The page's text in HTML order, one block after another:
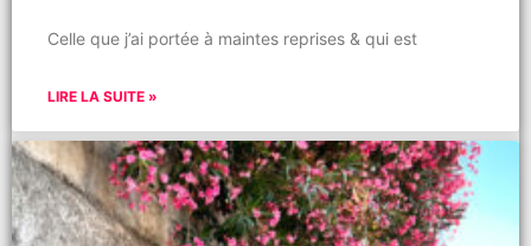
Celle que j’ai portée à maintes reprises & qui est
LIRE LA SUITE »